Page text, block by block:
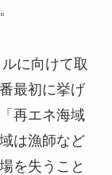
に向けて取
最初に挙げ
再エネ海域
は漁師など
を失うこと